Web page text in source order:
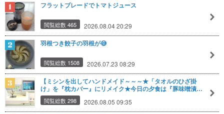
フラットブレードでトマトジュース
閲覧総数 465 2026.08.04 20:29
羽根つき餃子の羽根が😅
閲覧総数 1508 2026.07.23 08:29
【ミシンを出してハンドメイド～～～★「タオルのひざ掛
け」を『枕カバー』にリメイク★今日の夕食は『豚味噌漬…
閲覧総数 298 2026.08.05 09:35